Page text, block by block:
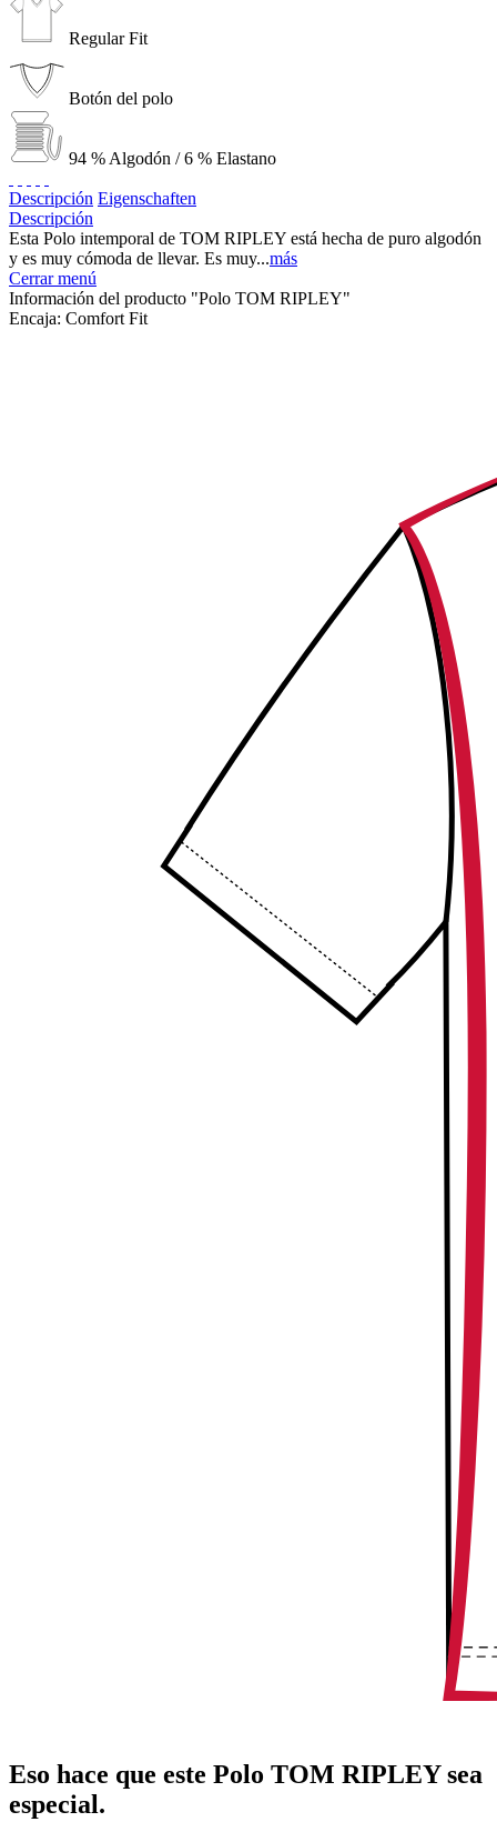
Regular Fit
Botón del polo
94 % Algodón / 6 % Elastano
Descripción Eigenschaften
Descripción
Esta Polo intemporal de TOM RIPLEY está hecha de puro algodón
y es muy cómoda de llevar. Es muy...más
Cerrar menú
Información del producto "Polo TOM RIPLEY"
Encaja: Comfort Fit
Eso hace que este Polo TOM RIPLEY sea
especial.